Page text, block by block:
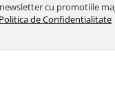
cu promotiile
Politica de Confidentialitate